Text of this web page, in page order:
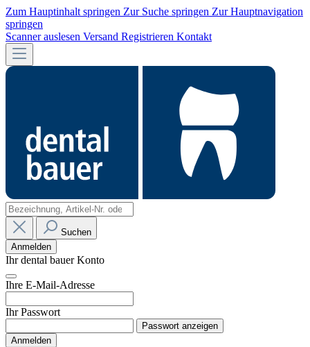
Zum Hauptinhalt springen Zur Suche springen Zur Hauptnavigation
springen
Scanner auslesen Versand Registrieren Kontakt
Suchen
Anmelden
Ihr dental bauer Konto
Ihre E-Mail-Adresse
Ihr Passwort
Passwort anzeigen
Anmelden